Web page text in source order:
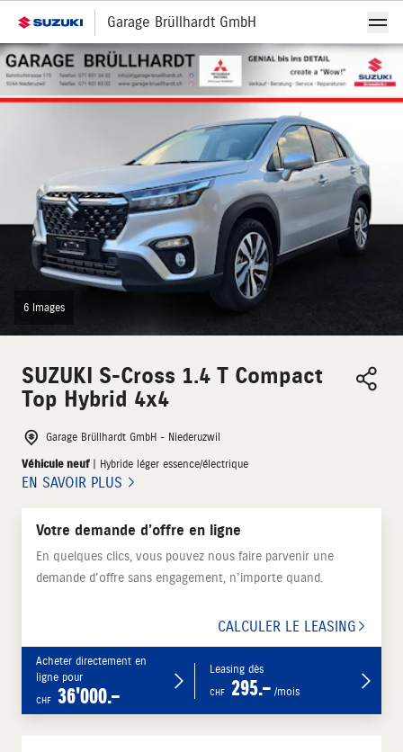
Garage Brüllhardt GmbH
6 Images
SUZUKI S-Cross 1.4 T Compact
Top Hybrid 4x4
Garage Brüllhardt GmbH - Niederuzwil
Véhicule neuf| Hybride léger essence/électrique
EN SAVOIR PLUS
Votre demande d’offre en ligne
En quelques clics, vous pouvez nous faire parvenir une
demande d’offre sans engagement, n’importe quand.
CALCULER LE LEASING
Acheter directement en
ligne pour
CHF 36'000.–
Leasing dès
CHF 295.– /mois